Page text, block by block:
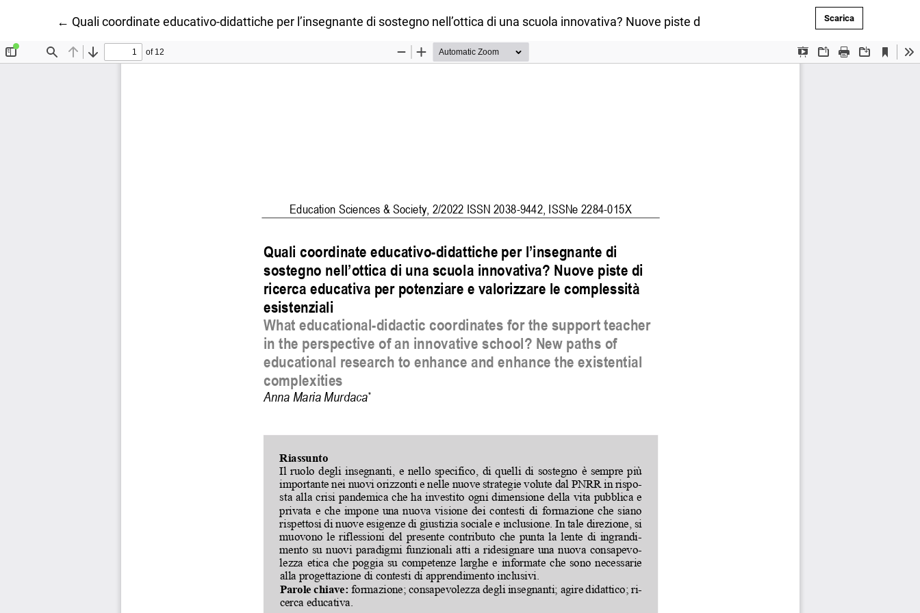
← Ritorna ai dettagli dell'articolo
Quali coordinate educativo-didattiche per l’insegnante di sostegno nell’ottica di una scuola innovativa? Nuove piste di ricerca educativa per potenziare e
ScaricaScarica PDF